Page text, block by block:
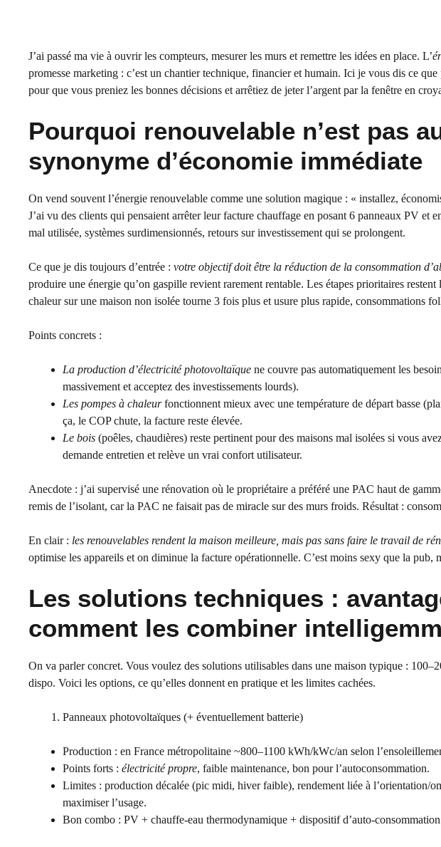
J’ai passé ma vie à ouvrir les compteurs, mesurer les murs et remettre les idées en place. L’
promesse marketing : c’est un chantier technique, financier et humain. Ici je vous dis ce
pour que vous preniez les bonnes décisions et arrêtiez de jeter l’argent par la fenêtre en
Pourquoi renouvelable n’est pas
synonyme d’économie immédiate
On vend souvent l’énergie renouvelable comme une solution magique : « installez,
J’ai vu des clients qui pensaient arrêter leur facture chauffage en posant 6 panneaux PV et
mal utilisée, systèmes surdimensionnés, retours sur investissement qui se prolongent.
Ce que je dis toujours d’entrée : votre objectif doit être la réduction de la consommation
produire une énergie qu’on gaspille revient rarement rentable. Les étapes prioritaires
chaleur sur une maison non isolée tourne 3 fois plus et usure plus rapide, consommations
Points concrets :
La production d’électricité photovoltaïque ne couvre pas automatiquement les
massivement et acceptez des investissements lourds).
Les pompes à chaleurfonctionnent mieux avec une température de départ basse
ça, le COP chute, la facture reste élevée.
Le bois (poêles, chaudières) reste pertinent pour des maisons mal isolées si vous
demande entretien et relève un vrai confort utilisateur.
Anecdote : j’ai supervisé une rénovation où le propriétaire a préféré une PAC haut de
remis de l’isolant, car la PAC ne faisait pas de miracle sur des murs froids. Résultat :
En clair : les renouvelables rendent la maison meilleure, mais pas sans faire le travail de
optimise les appareils et on diminue la facture opérationnelle. C’est moins sexy que la pub,
Les solutions techniques :
comment les combiner
On va parler concret. Vous voulez des solutions utilisables dans une maison typique :
dispo. Voici les options, ce qu’elles donnent en pratique et les limites cachées.
Panneaux photovoltaïques (+ éventuellement batterie)
Production : en France métropolitaine ~800–1100 kWh/kWc/an selon
Points forts : électricité propre, faible maintenance, bon pour l’autoconsommation.
Limites : production décalée (pic midi, hiver faible), rendement liée à l’orientation/
maximiser l’usage.
Bon combo : PV + chauffe-eau thermodynamique + dispositif d’auto-